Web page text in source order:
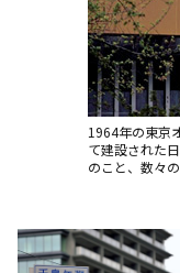
1964年の東京
て建設された
のこと、数々